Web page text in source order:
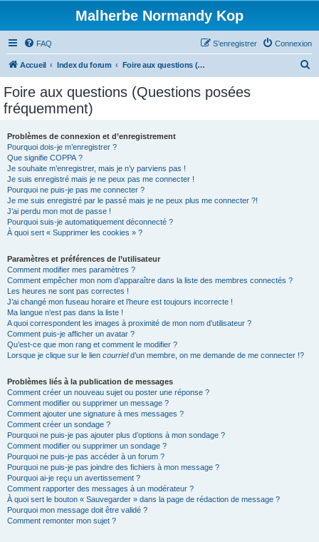
Malherbe Normandy Kop
FAQ Connexion
S’enregistrer
Accueil Index du forum Foire aux questions (Questions posées fréquemment)
Foire aux questions (Questions posées
fréquemment)
Problèmes de connexion et d’enregistrement
Pourquoi dois-je m’enregistrer ?
Que signifie COPPA ?
Je souhaite m’enregistrer, mais je n’y parviens pas !
Je suis enregistré mais je ne peux pas me connecter !
Pourquoi ne puis-je pas me connecter ?
Je me suis enregistré par le passé mais je ne peux plus me connecter ?!
J’ai perdu mon mot de passe !
Pourquoi suis-je automatiquement déconnecté ?
À quoi sert « Supprimer les cookies » ?
Paramètres et préférences de l’utilisateur
Comment modifier mes paramètres ?
Comment empêcher mon nom d’apparaître dans la liste des membres connectés ?
Les heures ne sont pas correctes !
J’ai changé mon fuseau horaire et l’heure est toujours incorrecte !
Ma langue n’est pas dans la liste !
A quoi correspondent les images à proximité de mon nom d’utilisateur ?
Comment puis-je afficher un avatar ?
Qu’est-ce que mon rang et comment le modifier ?
Lorsque je clique sur le lien courrield’un membre, on me demande de me connecter !?
Problèmes liés à la publication de messages
Comment créer un nouveau sujet ou poster une réponse ?
Comment modifier ou supprimer un message ?
Comment ajouter une signature à mes messages ?
Comment créer un sondage ?
Pourquoi ne puis-je pas ajouter plus d’options à mon sondage ?
Comment modifier ou supprimer un sondage ?
Pourquoi ne puis-je pas accéder à un forum ?
Pourquoi ne puis-je pas joindre des fichiers à mon message ?
Pourquoi ai-je reçu un avertissement ?
Comment rapporter des messages à un modérateur ?
À quoi sert le bouton « Sauvegarder » dans la page de rédaction de message ?
Pourquoi mon message doit être validé ?
Comment remonter mon sujet ?